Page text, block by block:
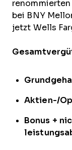
renommierten
bei BNY
jetzt Wells
Aktien-/
Bonus +